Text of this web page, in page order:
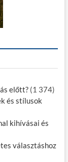
előtt? (1 374)
és stílusok
kihívásai és
választáshoz